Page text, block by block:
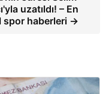
uzatıldı! – En
spor haberleri →